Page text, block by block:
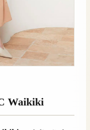
Waikiki